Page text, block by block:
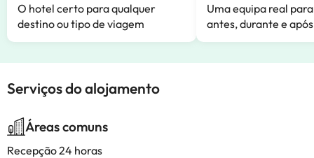
O hotel certo para qualquer
destino ou tipo de viagem
Uma equipa real
antes, durante e
Serviços do alojamento
Áreas comuns
Recepção 24 horas